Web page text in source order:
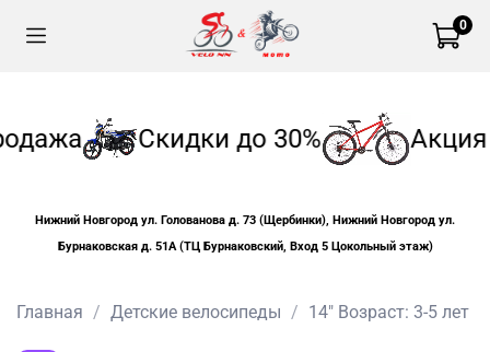
0
Скидки до 30% Акция
Нижний Новгород ул. Голованова д. 73 (Щербинки), Нижний Новгород ул.
Бурнаковская д. 51А (ТЦ Бурнаковский, Вход 5 Цокольный этаж)
Главная Детские велосипеды 14" Возраст: 3-5 лет